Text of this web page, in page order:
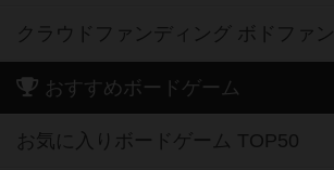
クラウドファンディング ボドファン
おすすめボードゲーム
お気に入りボードゲーム TOP50